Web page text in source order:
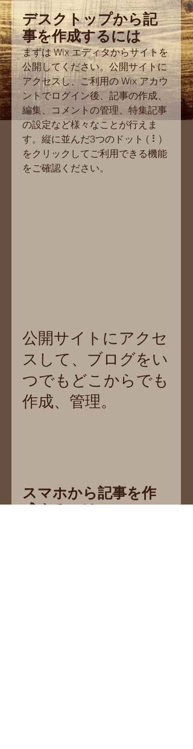
デスクトップから記
事を作成するには
まずは Wix エディタからサイトを
公開してください。公開サイトに
アクセスし、ご利用の Wix アカウ
ントでログイン後、記事の作成、
編集、コメントの管理、特集記事
の設定など様々なことが行えま
す。縦に並んだ3つのドット ( ⠇)
をクリックしてご利用できる機能
をご確認ください。
公開サイトにアクセ
スして、ブログをい
つでもどこからでも
作成、管理。
スマホから記事を作
成するには